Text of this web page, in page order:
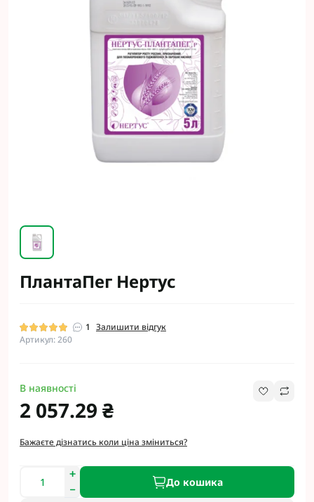
ПлантаПег Нертус
1 Залишити відгук
Артикул: 260
В наявності
2 057.29 ₴
Бажаєте дізнатись коли ціна зміниться?
До кошика